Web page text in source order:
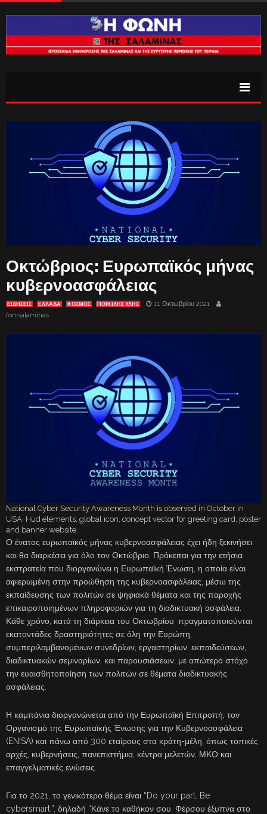
Οκτώβριος: Ευρωπαϊκός μήνας
κυβερνοασφάλειας
ΕΙΔΗΣΕΙΣ ΕΛΛΑΔΑ ΚΟΣΜΟΣ ΠΟΙΚΙΛΗΣ ΥΛΗΣ
11 Οκτωβρίου 2021
fonisalaminas
National Cyber Security Awareness Month is observed in October in
USA. Hud elements, global icon, concept vector for greeting card, poster
and banner website.
Ο ένατος ευρωπαϊκός μήνας κυβερνοασφάλειας έχει ήδη ξεκινήσει
και θα διαρκέσει για όλο τον Οκτώβριο. Πρόκειται για την ετήσια
εκστρατεία που διοργανώνει η Ευρωπαϊκή Ένωση, η οποία είναι
αφιερωμένη στην προώθηση της κυβερνοασφάλειας, μέσω της
εκπαίδευσης των πολιτών σε ψηφιακά θέματα και της παροχής
επικαιροποιημένων πληροφοριών για τη διαδικτυακή ασφάλεια.
Κάθε χρόνο, κατά τη διάρκεια του Οκτωβρίου, πραγματοποιούνται
εκατοντάδες δραστηριότητες σε όλη την Ευρώπη,
συμπεριλαμβανομένων συνεδρίων, εργαστηρίων, εκπαιδεύσεων,
διαδικτυακών σεμιναρίων, και παρουσιάσεων, με απώτερο στόχο
την ευαισθητοποίηση των πολιτών σε θέματα διαδικτυακής
ασφάλειας.
Η καμπάνια διοργανώνεται από την Ευρωπαϊκή Επιτροπή, τον
Οργανισμό της Ευρωπαϊκής Ένωσης για την Κυβερνοασφάλεια
(ENISA) και πάνω από 300 εταίρους στα κράτη-μέλη, όπως τοπικές
αρχές, κυβερνήσεις, πανεπιστήμια, κέντρα μελετών, ΜΚΟ και
επαγγελματικές ενώσεις.
Για το 2021, το γενικότερο θέμα είναι “Do your part. Be
cybersmart.”, δηλαδή “Κάνε το καθήκον σου. Φέρσου έξυπνα στο